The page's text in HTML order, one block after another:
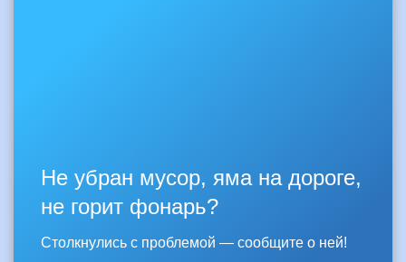
Не убран мусор, яма на дороге,
не горит фонарь?
Столкнулись с проблемой — сообщите о ней!